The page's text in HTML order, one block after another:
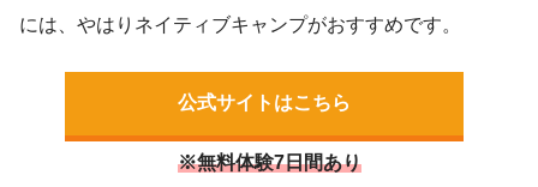
には、やはりネイティブキャンプがおすすめです。
公式サイトはこちら
※無料体験7日間あり